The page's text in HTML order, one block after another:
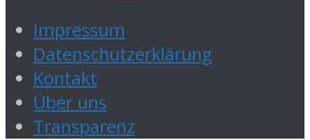
Impressum
Datenschutzerklärung
Kontakt
Über uns
Transparenz